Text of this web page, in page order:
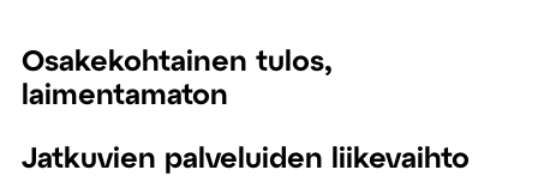
Osakekohtainen tulos,
laimentamaton
Jatkuvien palveluiden liikevaihto